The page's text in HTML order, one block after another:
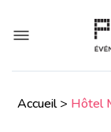
Accueil> Hôtel